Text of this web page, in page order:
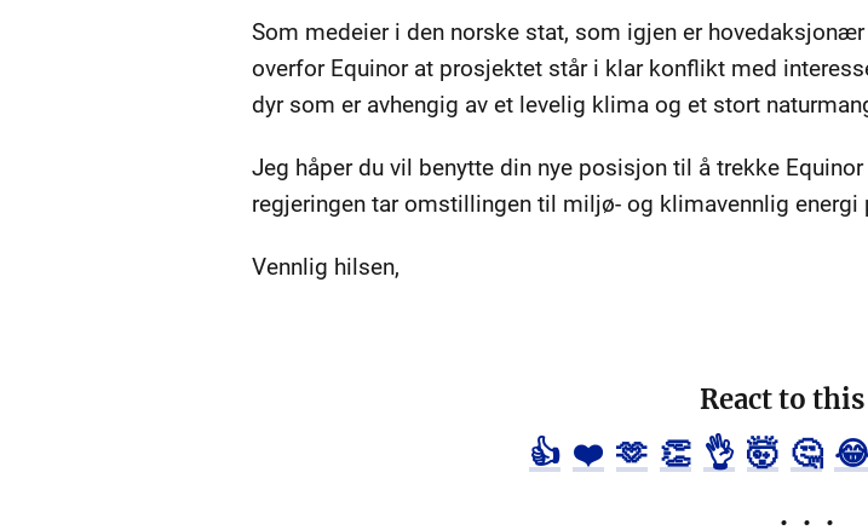
Som medeier i den norske stat, som igjen er
overfor Equinor at prosjektet står i klar konflikt med
dyr som er avhengig av et levelig klima og et stort
Jeg håper du vil benytte din nye posisjon til å trekke
regjeringen tar omstillingen til miljø- og klimavennlig energi
Vennlig hilsen,
React to
👍 ❤️ 🫶 👏 👌 🤯 🤔